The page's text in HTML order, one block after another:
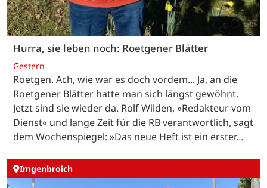
Hurra, sie leben noch: Roetgener Blätter
Gestern
Roetgen. Ach, wie war es doch vordem... Ja, an die
Roetgener Blätter hatte man sich längst gewöhnt.
Jetzt sind sie wieder da. Rolf Wilden, »Redakteur vom
Dienst« und lange Zeit für die RB verantwortlich, sagt
dem Wochenspiegel: »Das neue Heft ist ein erster…
Imgenbroich